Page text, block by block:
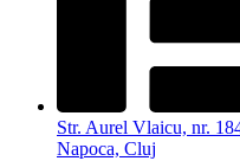
Str. Aurel Vlaicu, nr.
Napoca, Cluj